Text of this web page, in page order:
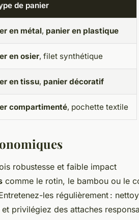
de panier
en métal, panier en plastique
en osier, filet synthétique
en tissu, panier décoratif
compartimenté, pochette textile
robustesse et faible impact
comme le rotin, le bambou ou le
les régulièrement :
privilégiez des attaches